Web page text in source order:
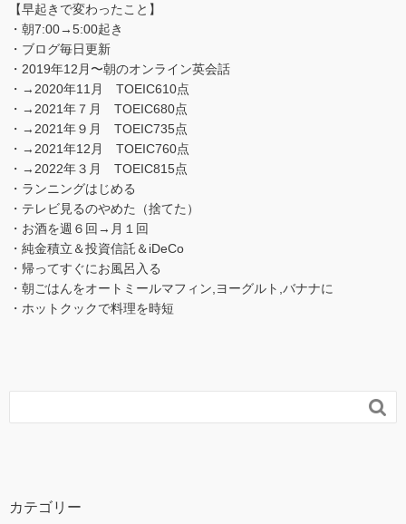
【早起きで変わったこと】
・朝7:00→5:00起き
・ブログ毎日更新
・2019年12月〜朝のオンライン英会話
・→2020年11月 TOEIC610点
・→2021年７月 TOEIC680点
・→2021年９月 TOEIC735点
・→2021年12月 TOEIC760点
・→2022年３月 TOEIC815点
・ランニングはじめる
・テレビ見るのやめた（捨てた）
・お酒を週６回→月１回
・純金積立＆投資信託＆iDeCo
・帰ってすぐにお風呂入る
・朝ごはんをオートミールマフィン,ヨーグルト,バナナに
・ホットクックで料理を時短

カテゴリー